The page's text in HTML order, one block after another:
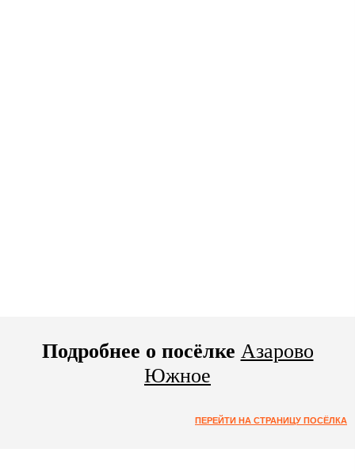
Подробнее о посёлке Азарово
Южное
ПЕРЕЙТИ НА СТРАНИЦУ ПОСЁЛКА